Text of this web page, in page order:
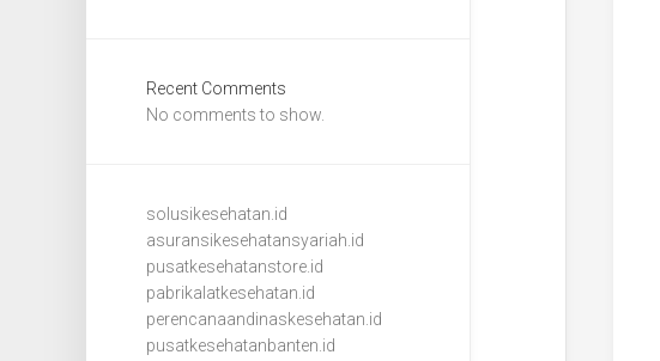
Recent Comments
No comments to show.
solusikesehatan.id
asuransikesehatansyariah.id
pusatkesehatanstore.id
pabrikalatkesehatan.id
perencanaandinaskesehatan.id
pusatkesehatanbanten.id